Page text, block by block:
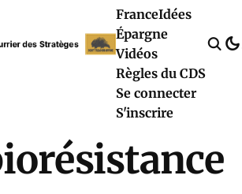
FranceIdées
Épargne
Vidéos
Règles du CDS
Se connecter
S'inscrire